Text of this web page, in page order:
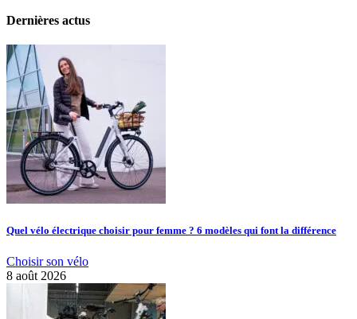
Dernières actus
Quel vélo électrique choisir pour femme ? 6 modèles qui font la différence
Choisir son vélo
8 août 2026